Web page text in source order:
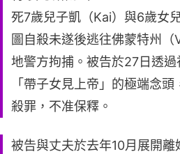
死7歲兒子凱（Kai）與6歲女
圖自殺未遂後逃往佛蒙特州
地警方拘捕。被告於27日透
「帶子女見上帝」的極端念
殺罪，不准保釋。
被告與丈夫於去年10月展開